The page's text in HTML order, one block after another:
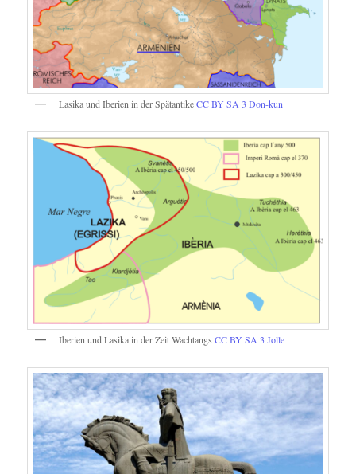
Lasika und Iberien in der SpätantikeCC BY SA 3 Don-kun
Iberien und Lasika in der Zeit WachtangsCC BY SA 3 Jolle